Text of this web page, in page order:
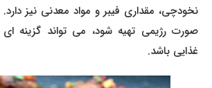
نخودچی، مقداری فیبر و مواد معدنی نیز دارد.
صورت رژیمی تهیه شود، می تواند گزینه ای
غذایی باشد.